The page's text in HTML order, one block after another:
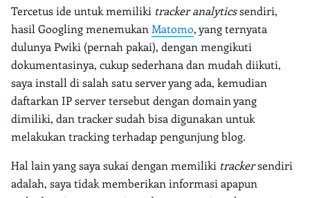
Tercetus ide untuk memiliki tracker analyticssendiri,
hasil Googling menemukanMatomo, yang ternyata
dulunya Pwiki (pernah pakai), dengan mengikuti
dokumentasinya, cukup sederhana dan mudah diikuti,
saya install di salah satu server yang ada, kemudian
daftarkan IP server tersebut dengan domain yang
dimiliki, dan tracker sudah bisa digunakan untuk
melakukan tracking terhadap pengunjung blog.
Hal lain yang saya sukai dengan memiliki trackersendiri
adalah, saya tidak memberikan informasi apapun